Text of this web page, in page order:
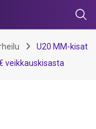
U20 MM-kisat
veikkauskisasta